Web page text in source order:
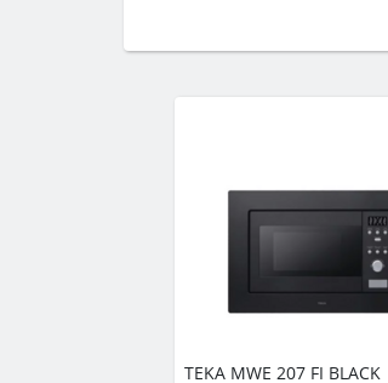
семьи, класс
TEKA MWE 207 FI BLACK